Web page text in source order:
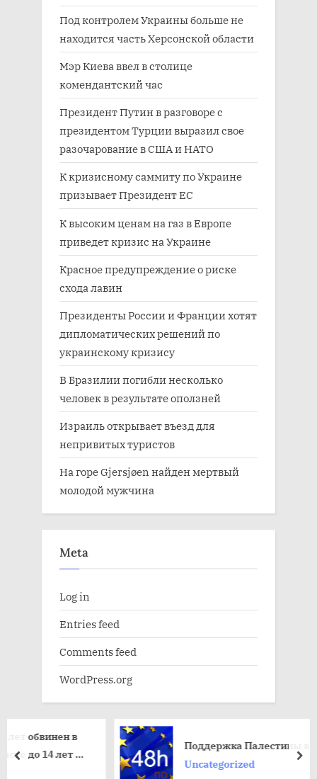
Под контролем Украины больше не
находится часть Херсонской области
Мэр Киева ввел в столице
комендантский час
Президент Путин в разговоре с
президентом Турции выразил свое
разочарование в США и НАТО
К кризисному саммиту по Украине
призывает Президент ЕС
К высоким ценам на газ в Европе
приведет кризис на Украине
Красное предупреждение о риске
схода лавин
Президенты России и Франции хотят
дипломатических решений по
украинскому кризису
В Бразилии погибли несколько
человек в результате оползней
Израиль открывает въезд для
непривитых туристов
На горе Gjersjøen найден мертвый
молодой мужчина
Meta
Log in
Entries feed
Comments feed
WordPress.org
и
Поддержка Палестины в Париже
Uncategorized
пред